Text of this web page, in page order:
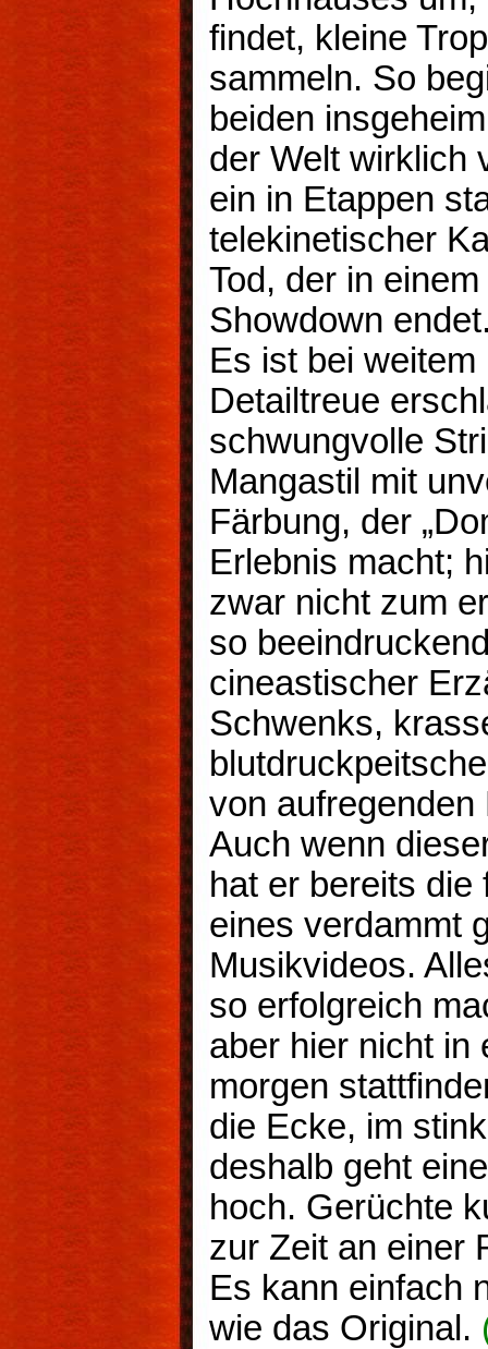
findet, kleine
sammeln. So
beiden
der Welt wirklich
ein in Etappen
telekinetischer
Tod, der in
Showdown
Es ist bei
Detailtreue
schwungvolle
Mangastil mit
Färbung, der
Erlebnis macht;
zwar nicht zum
so
cineastischer
Schwenks,
von
Auch wenn
hat er bereits
eines verdammt
Musikvideos.
so erfolgreich
aber hier nicht in
morgen
die Ecke, im
deshalb geht
hoch. Gerüchte
zur Zeit an einer
Es kann einfach
wie das Original.